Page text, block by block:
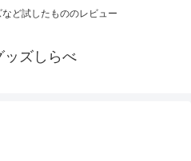
ど試したもののレビュー
ッズしらべ